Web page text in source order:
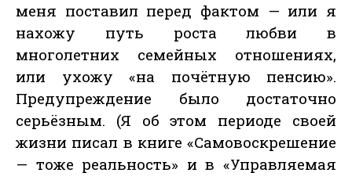
меня поставил перед фактом — или я
нахожу путь роста любви в
многолетних семейных отношениях,
или ухожу «на почётную пенсию».
Предупреждение было достаточно
серьёзным. (Я об этом периоде своей
жизни писал в книге «Самовоскрешение
— тоже реальность» и в «Управляемая